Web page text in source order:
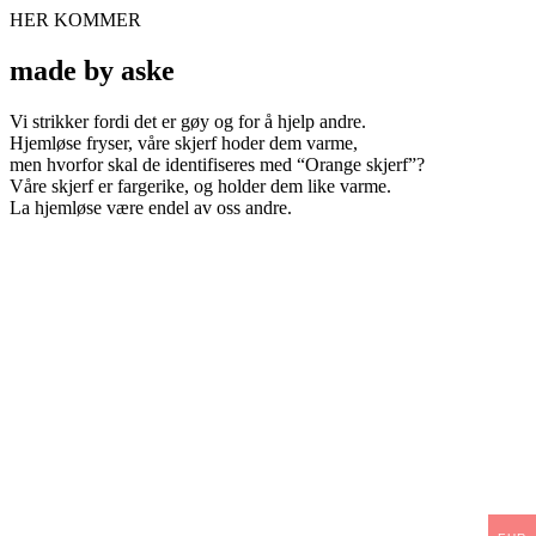
HER KOMMER
made by aske
Vi strikker fordi det er gøy og for å hjelp andre.
Hjemløse fryser, våre skjerf hoder dem varme,
men hvorfor skal de identifiseres med “Orange skjerf”?
Våre skjerf er fargerike, og holder dem like varme.
La hjemløse være endel av oss andre.